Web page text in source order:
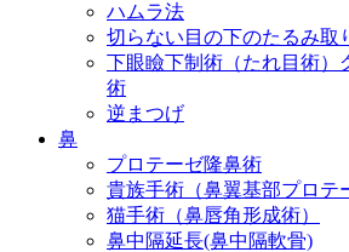
ハムラ法
切らない目の下のたるみ取
下眼瞼下制術（たれ目術）
術
逆まつげ
鼻
プロテーゼ隆鼻術
貴族手術（鼻翼基部プロテ
猫手術（鼻唇角形成術）
鼻中隔延長(鼻中隔軟骨)